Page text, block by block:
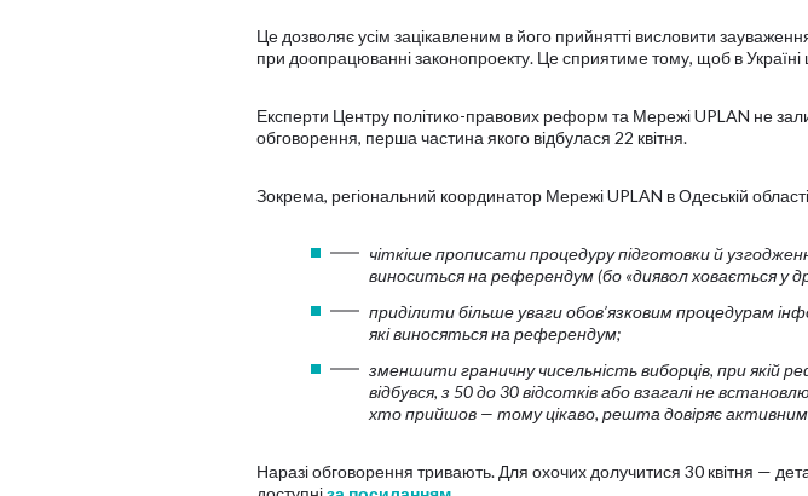
Це дозволяє усім зацікавленим в його прийнятті висловити
при доопрацюванні законопроекту. Це сприятиме тому, щоб в
Експерти Центру політико-правових реформ та Мережі UPLAN не
обговорення, перша частина якого відбулася 22 квітня.
Зокрема, регіональний координатор Мережі UPLAN в Одеській області
чіткіше прописати процедуру підготовки й
виноситься на референдум (бо «диявол ховається у
приділити більше уваги обов’язковим процедурам
які виносяться на референдум;
зменшити граничну чисельність виборців, при якій
відбувся, з 50 до 30 відсотків або взагалі не
хто прийшов — тому цікаво, решта довіряє
Наразі обговорення тривають. Для охочих долучитися 30 квітня —